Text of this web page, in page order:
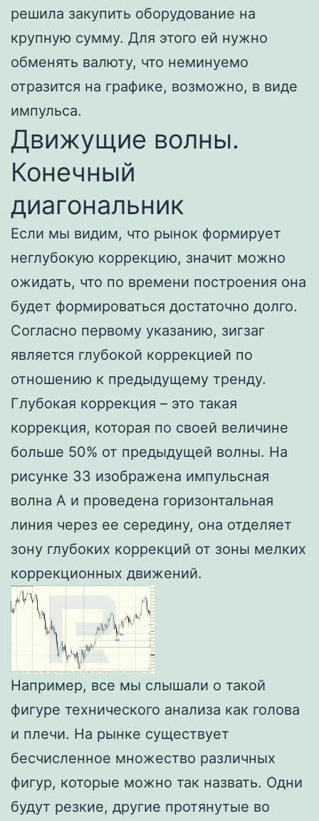
решила закупить оборудование на
крупную сумму. Для этого ей нужно
обменять валюту, что неминуемо
отразится на графике, возможно, в виде
импульса.
Движущие волны.
Конечный
диагональник
Если мы видим, что рынок формирует
неглубокую коррекцию, значит можно
ожидать, что по времени построения она
будет формироваться достаточно долго.
Согласно первому указанию, зигзаг
является глубокой коррекцией по
отношению к предыдущему тренду.
Глубокая коррекция – это такая
коррекция, которая по своей величине
больше 50% от предыдущей волны. На
рисунке 33 изображена импульсная
волна А и проведена горизонтальная
линия через ее середину, она отделяет
зону глубоких коррекций от зоны мелких
коррекционных движений.
Например, все мы слышали о такой
фигуре технического анализа как голова
и плечи. На рынке существует
бесчисленное множество различных
фигур, которые можно так назвать‎. Одни
будут резкие, другие протянутые во